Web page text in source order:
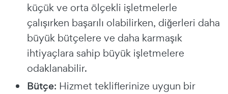
küçük ve orta ölçekli işletmelerle
çalışırken başarılı olabilirken, diğerleri daha
büyük bütçelere ve daha karmaşık
ihtiyaçlara sahip büyük işletmelere
odaklanabilir.
Bütçe: Hizmet tekliflerinize uygun bir